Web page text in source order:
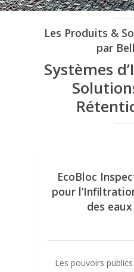
Les Produits &
par
Systèmes
EcoBloc
pour
des
Les pouvoirs